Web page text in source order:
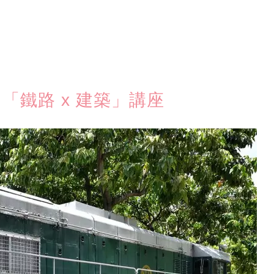
鐵路 x 建築」講座